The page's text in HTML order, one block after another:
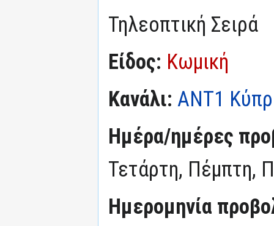
Τηλεοπτική Σειρά
Είδος: Κωμική
Κανάλι: ΑΝΤ1
Ημέρα/ημέρες
Τετάρτη, Πέμπτη,
Ημερομηνία